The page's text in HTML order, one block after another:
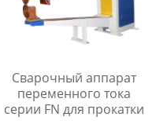
Сварочный аппарат
переменного тока
серии FN для прокатки